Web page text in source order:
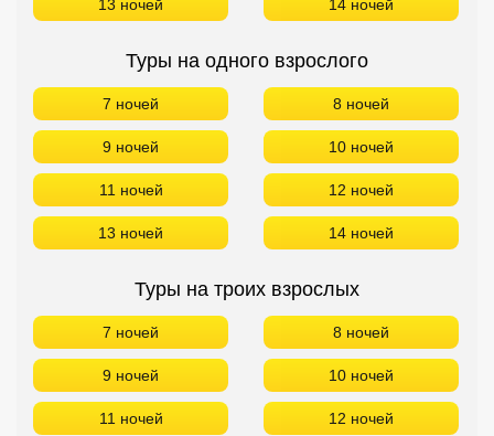
13 ночей 14 ночей
Туры на одного взрослого
7 ночей 8 ночей
9 ночей 10 ночей
11 ночей 12 ночей
13 ночей 14 ночей
Туры на троих взрослых
7 ночей 8 ночей
9 ночей 10 ночей
11 ночей 12 ночей